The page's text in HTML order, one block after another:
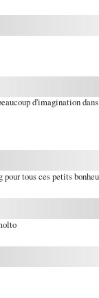
d'imagination
tous ces petits